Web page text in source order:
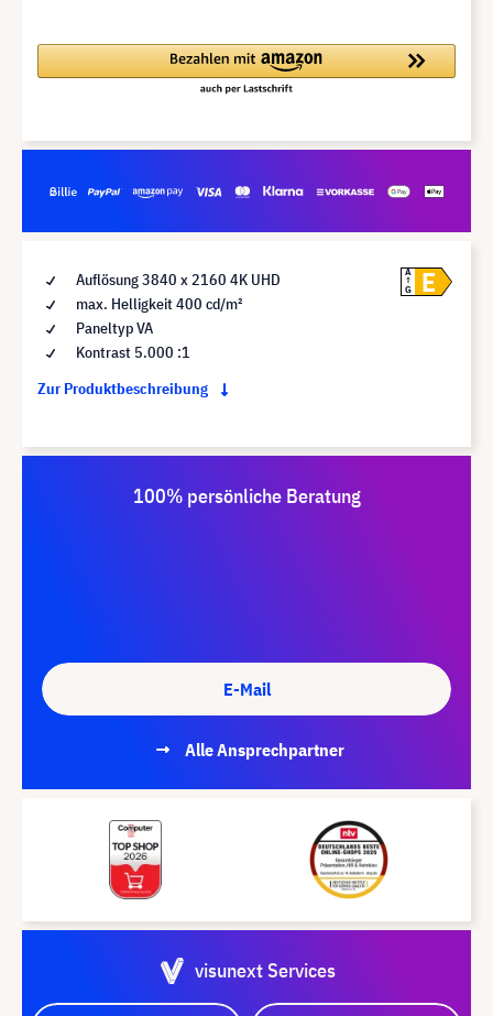
Auflösung 3840 x 2160 4K UHD
max. Helligkeit 400 cd/m²
Paneltyp VA
Kontrast 5.000 :1
Zur Produktbeschreibung
A
G
E
100% persönliche Beratung
E-Mail
Alle Ansprechpartner
visunext Services